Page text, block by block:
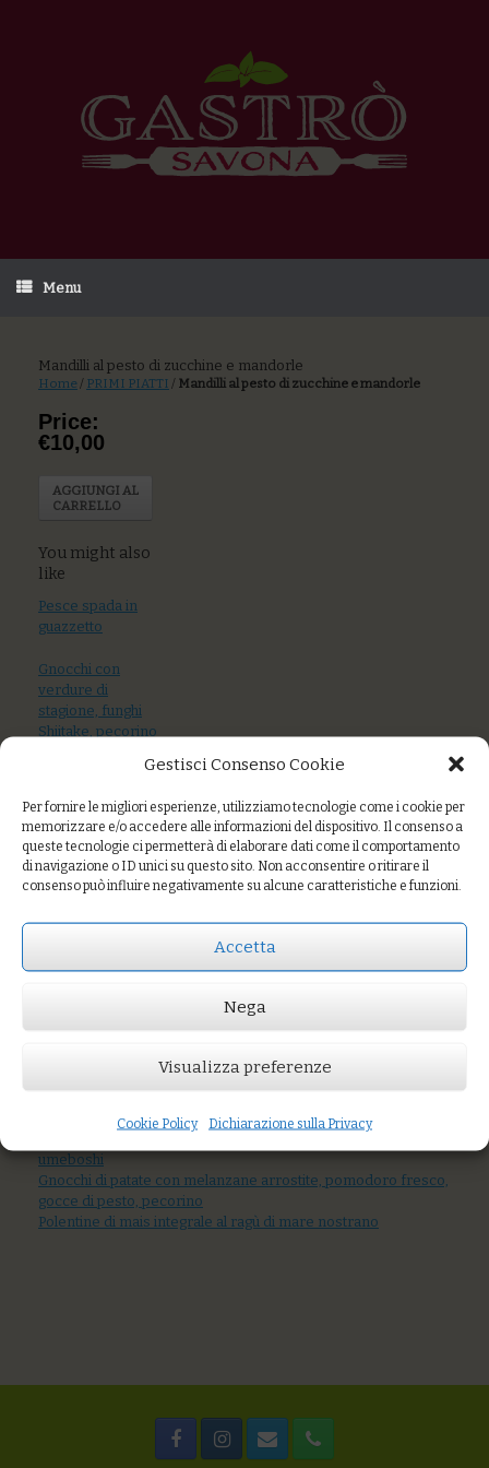
Gestisci Consenso Cookie
Per fornire le migliori esperienze, utilizziamo tecnologie come i cookie per
memorizzare e/o accedere alle informazioni del dispositivo. Il consenso a
queste tecnologie ci permetterà di elaborare dati come il comportamento
di navigazione o ID unici su questo sito. Non acconsentire o ritirare il
consenso può influire negativamente su alcune caratteristiche e funzioni.
Accetta
Nega
Visualizza preferenze
Cookie Policy Dichiarazione sulla Privacy
Menu
Mandilli al pesto di zucchine e mandorle
Home / PRIMI PIATTI / Mandilli al pesto di zucchine e mandorle
AGGIUNGI AL CARRELLO
You might also like
umeboshi
Gnocchi di patate con melanzane arrostite, pomodoro fresco,
gocce di pesto, pecorino
Polentine di mais integrale al ragù di mare nostrano
Price:
€10,00
AGGIUNGI AL
CARRELLO
You might also
like
Pesce spada in
guazzetto
Gnocchi con
verdure di
stagione, funghi
Shiitake, pecorino
bietole, crostini